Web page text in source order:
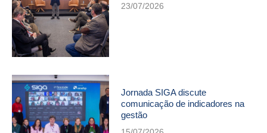
23/07/2026
Jornada SIGA discute
comunicação de indicadores na
gestão